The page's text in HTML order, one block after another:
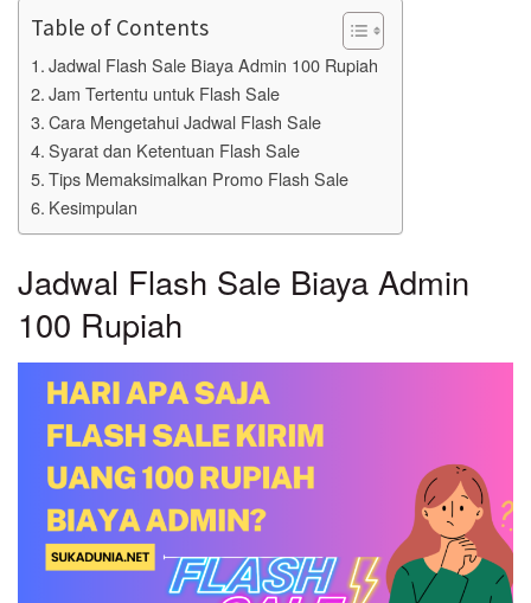
Table of Contents
Jadwal Flash Sale Biaya Admin 100 Rupiah
Jam Tertentu untuk Flash Sale
Cara Mengetahui Jadwal Flash Sale
Syarat dan Ketentuan Flash Sale
Tips Memaksimalkan Promo Flash Sale
Kesimpulan
Jadwal Flash Sale Biaya Admin
100 Rupiah